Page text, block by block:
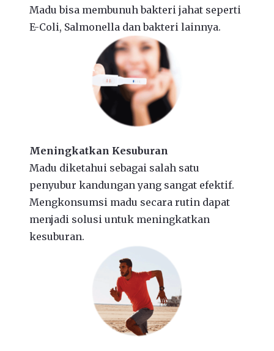
Madu bisa membunuh bakteri jahat seperti
E-Coli, Salmonella dan bakteri lainnya.
Meningkatkan Kesuburan
Madu diketahui sebagai salah satu
penyubur kandungan yang sangat efektif.
Mengkonsumsi madu secara rutin dapat
menjadi solusi untuk meningkatkan
kesuburan.